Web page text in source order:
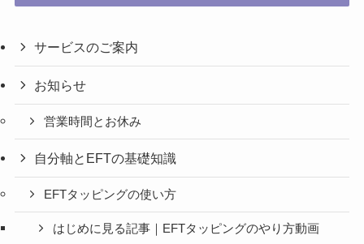
サービスのご案内
お知らせ
営業時間とお休み
自分軸とEFTの基礎知識
EFTタッピングの使い方
はじめに見る記事｜EFTタッピングのやり方動画